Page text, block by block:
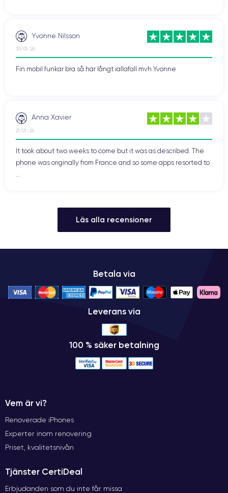
Yvonne Nilsson
30/01/26
Fin mobil funkar bra så här långt iallafall mvh Yvonne
Anna Xavier
21/01/26
It took about two weeks to come but it was as described. The
phone was originally from France and so some apps resorted to
Läs alla recensioner
Betala via
Leverans via
100 % säker betalning
Vem är vi?
Renoverade iPhones
Experter inom renovering
Priset, kvalitetsnivån
Tjänster CertiDeal
Erbjudanden som du inte får missa